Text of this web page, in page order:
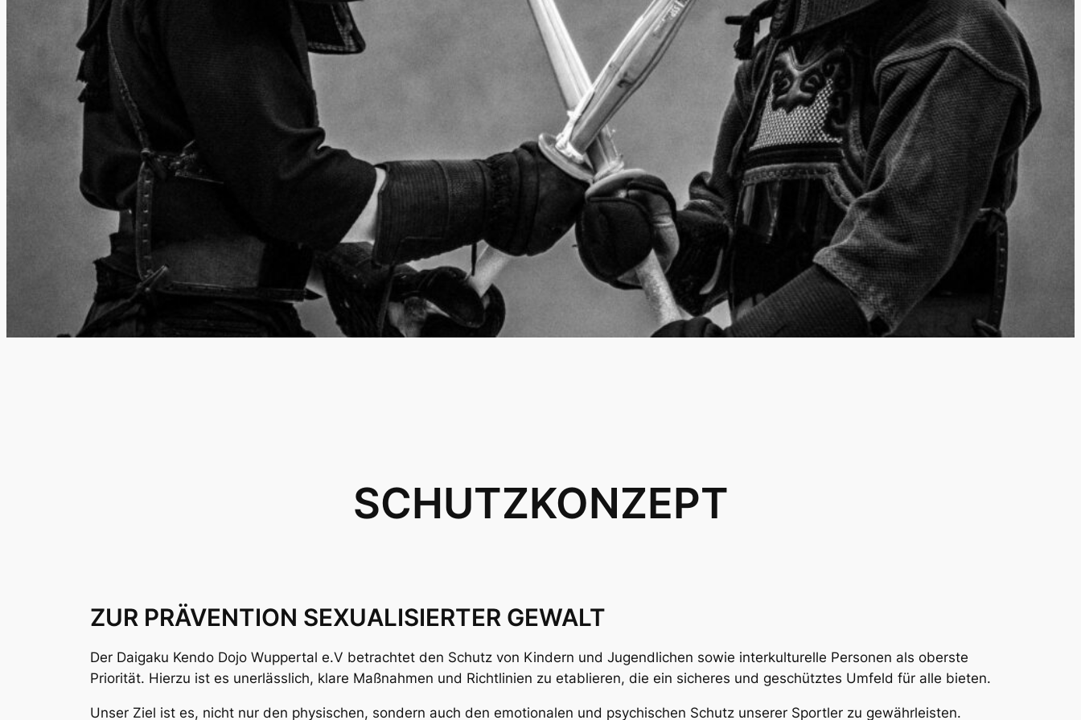
SCHUTZKONZEPT
ZUR PRÄVENTION SEXUALISIERTER GEWALT
Der Daigaku Kendo Dojo Wuppertal e.V betrachtet den Schutz von Kindern und Jugendlichen sowie interkulturelle Personen als oberste
Priorität. Hierzu ist es unerlässlich, klare Maßnahmen und Richtlinien zu etablieren, die ein sicheres und geschütztes Umfeld für alle bieten.
Unser Ziel ist es, nicht nur den physischen, sondern auch den emotionalen und psychischen Schutz unserer Sportler zu gewährleisten.